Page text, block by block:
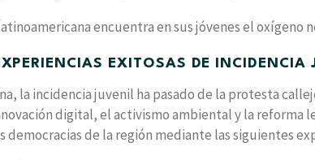
encuentra en sus jóvenes el oxígeno
EXITOSAS DE INCIDENCIA
la incidencia juvenil ha pasado de la protesta
digital, el activismo ambiental y la reforma
democracias de la región mediante las siguientes